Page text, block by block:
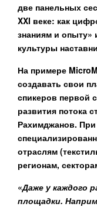
две панельных
XXI веке: как
знаниям и опыту»
культуры
На примере
создавать свои
спикеров первой
развития потока
Рахимджанов. При
отраслям
регионам,
«Даже у каждого
площадки.